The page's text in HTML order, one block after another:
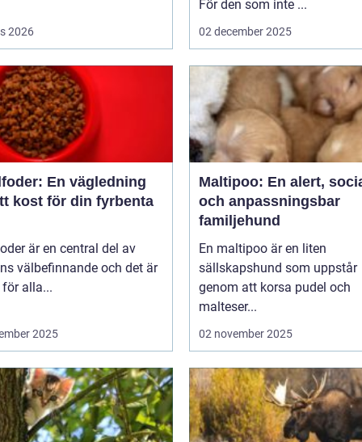
2026
För den som inte ...
02 december 2025
En vägledning
kost för din fyrbenta
är en central del av
välbefinnande och det är
alla...
2025
Maltipoo: En alert,
och anpassningsbar
familjehund
En maltipoo är en liten
sällskapshund som uppstår
genom att korsa pudel och
malteser...
02 november 2025